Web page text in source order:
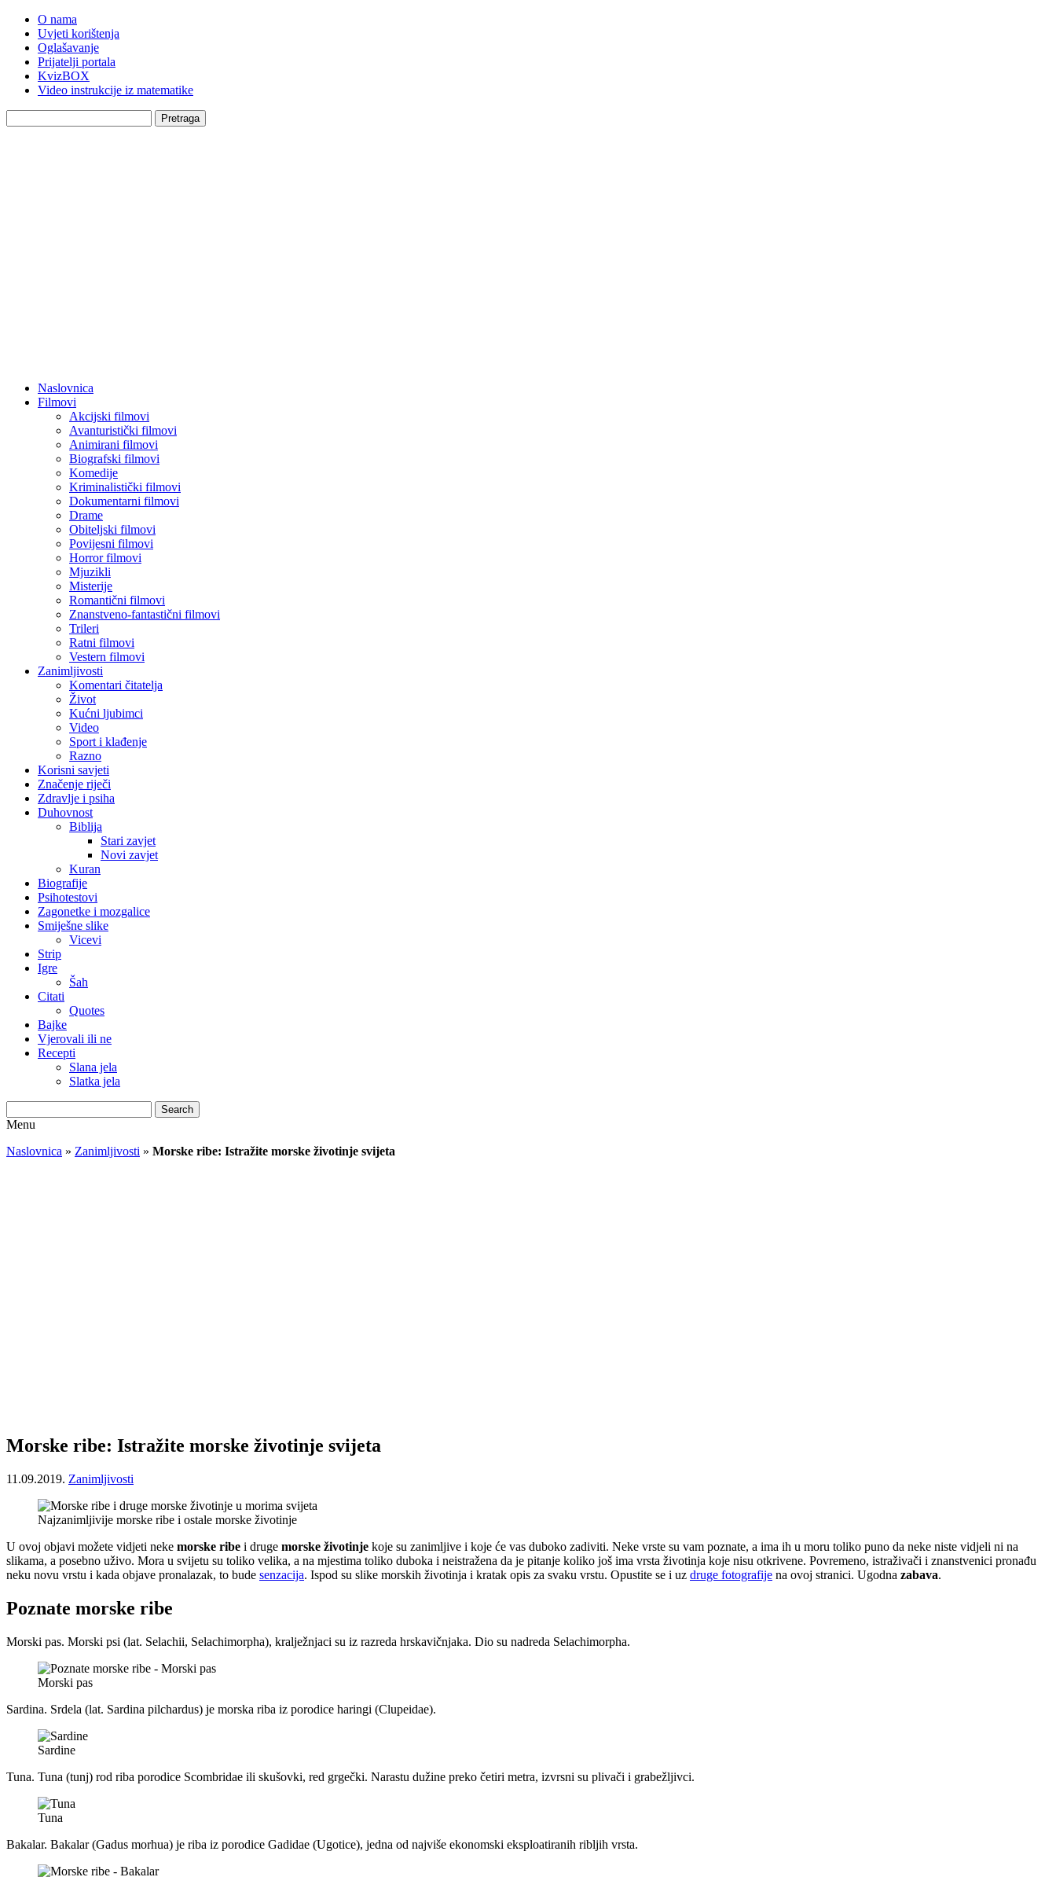
O nama
Uvjeti korištenja
Oglašavanje
Prijatelji portala
KvizBOX
Video instrukcije iz matematike
Pretraga
Naslovnica
Filmovi
Akcijski filmovi
Avanturistički filmovi
Animirani filmovi
Biografski filmovi
Komedije
Kriminalistički filmovi
Dokumentarni filmovi
Drame
Obiteljski filmovi
Povijesni filmovi
Horror filmovi
Mjuzikli
Misterije
Romantični filmovi
Znanstveno-fantastični filmovi
Trileri
Ratni filmovi
Vestern filmovi
Zanimljivosti
Komentari čitatelja
Život
Kućni ljubimci
Video
Sport i klađenje
Razno
Korisni savjeti
Značenje riječi
Zdravlje i psiha
Duhovnost
Biblija
Stari zavjet
Novi zavjet
Kuran
Biografije
Psihotestovi
Zagonetke i mozgalice
Smiješne slike
Vicevi
Strip
Igre
Šah
Citati
Quotes
Bajke
Vjerovali ili ne
Recepti
Slana jela
Slatka jela
Search
Menu
Naslovnica » Zanimljivosti » Morske ribe: Istražite morske životinje svijeta
Morske ribe: Istražite morske životinje svijeta
11.09.2019. Zanimljivosti
Najzanimljivije morske ribe i ostale morske životinje
U ovoj objavi možete vidjeti neke morske ribe i druge morske životinje koje su zanimljive i koje će vas duboko zadiviti. Neke vrste su vam poznate, a ima ih u moru toliko puno da neke niste vidjeli ni na
slikama, a posebno uživo. Mora u svijetu su toliko velika, a na mjestima toliko duboka i neistražena da je pitanje koliko još ima vrsta životinja koje nisu otkrivene. Povremeno, istraživači i znanstvenici pronađu
neku novu vrstu i kada objave pronalazak, to bude senzacija. Ispod su slike morskih životinja i kratak opis za svaku vrstu. Opustite se i uz druge fotografije na ovoj stranici. Ugodna zabava.
Poznate morske ribe
Morski pas. Morski psi (lat. Selachii, Selachimorpha), kralježnjaci su iz razreda hrskavičnjaka. Dio su nadreda Selachimorpha.
Morski pas
Sardina. Srdela (lat. Sardina pilchardus) je morska riba iz porodice haringi (Clupeidae).
Sardine
Tuna. Tuna (tunj) rod riba porodice Scombridae ili skušovki, red grgečki. Narastu dužine preko četiri metra, izvrsni su plivači i grabežljivci.
Tuna
Bakalar. Bakalar (Gadus morhua) je riba iz porodice Gadidae (Ugotice), jedna od najviše ekonomski eksploatiranih ribljih vrsta.